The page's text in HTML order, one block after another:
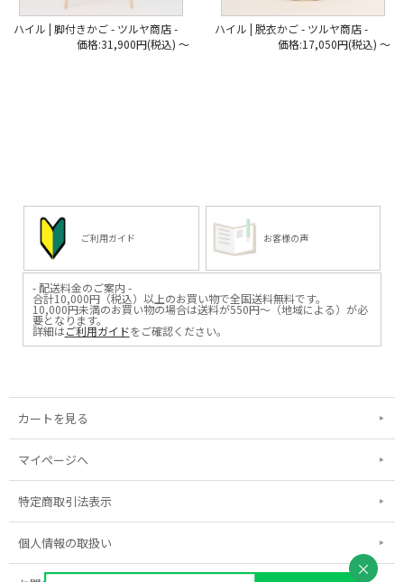
ハイル | 脚付きかご - ツルヤ商店 -
価格:31,900円(税込) ～
ハイル | 脱衣かご - ツルヤ商店 -
価格:17,050円(税込) ～
ご利用ガイド お客様の声
- 配送料金のご案内 -
合計10,000円（税込）以上のお買い物で全国送料無料です。
10,000円未満のお買い物の場合は送料が550円～（地域による）が必
要となります。
詳細はご利用ガイドをご確認ください。
カートを見る
マイページへ
特定商取引法表示
個人情報の取扱い
×